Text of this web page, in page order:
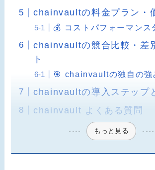
chainvaultの料金プラン・
💰 コストパフォーマンス
chainvaultの競合比較・差
ト
🎯 chainvaultの独自の強
chainvaultの導入ステップ
chainvault よくある質問
もっと見る